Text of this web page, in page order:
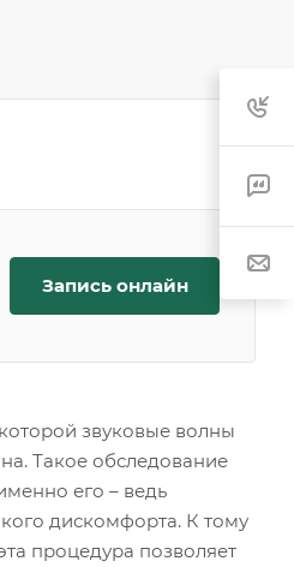
Запись онлайн
звуковые волны
Такое обследование
его – ведь
дискомфорта. К тому
процедура позволяет